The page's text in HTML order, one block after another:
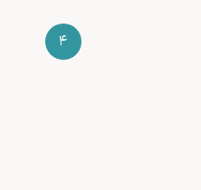
4
بیشتر مثل محل و ساعت